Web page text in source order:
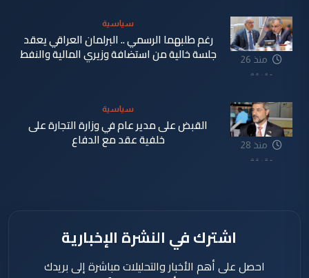
منذ 26
دقيقة
سياسية
رغم طلبهما الرسمي .. البرلمان العراقي يعقد
جلسة خالية من استضافة وزيري المالية والنفط
منذ 28
دقيقة
سياسية
القبض على مدير عام في وزارة التجارة على
خلفية عقد مع الدفاع
اشترك في النشرة الإخبارية
احصل على أهم الأخبار والتحليلات مباشرة إلى بريدك